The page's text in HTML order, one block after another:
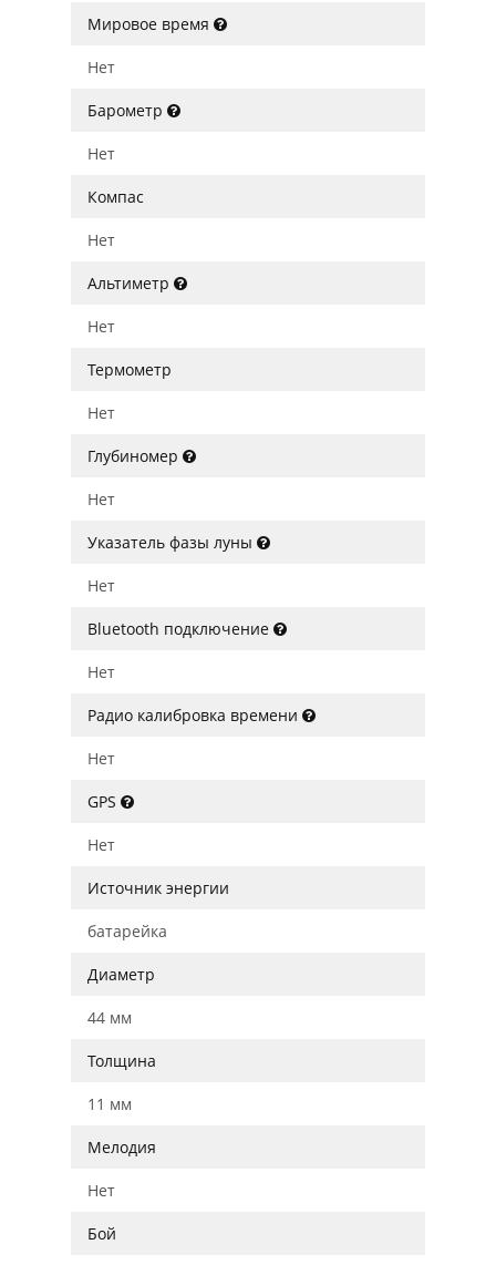
Мировое время
Нет
Барометр
Нет
Компас
Нет
Альтиметр
Нет
Термометр
Нет
Глубиномер
Нет
Указатель фазы луны
Нет
Bluetooth подключение
Нет
Радио калибровка времени
Нет
GPS
Нет
Источник энергии
батарейка
Диаметр
44 мм
Толщина
11 мм
Мелодия
Нет
Бой